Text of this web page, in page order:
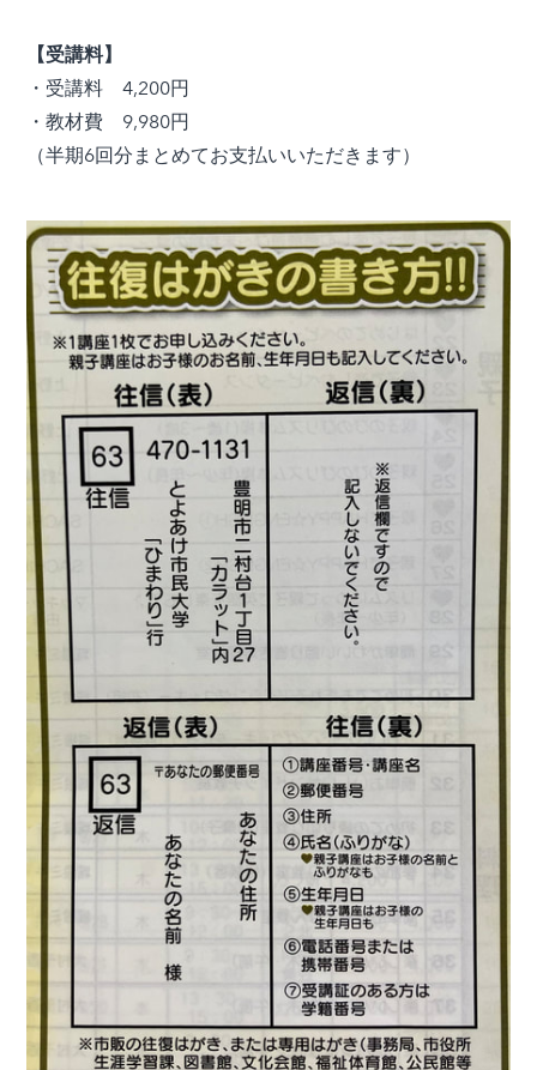
【受講料】
・受講料 4,200円
・教材費 9,980円
（半期6回分まとめてお支払いいただきます）